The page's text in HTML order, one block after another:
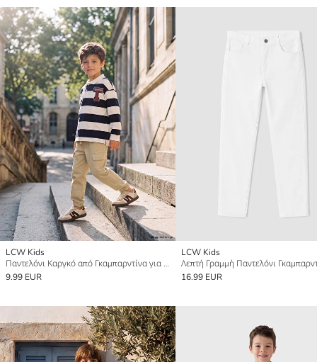
LCW Kids
Παντελόνι Καργκό από Γκαμπαρντίνα για αγόρια
9.99 EUR
LCW Kids
16.99 EUR